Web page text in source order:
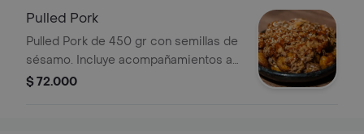
Pulled Pork
Pulled Pork de 450 gr con semillas de
sésamo. Incluye acompañamientos a
elegir y salsas de la casa.
$ 72.000